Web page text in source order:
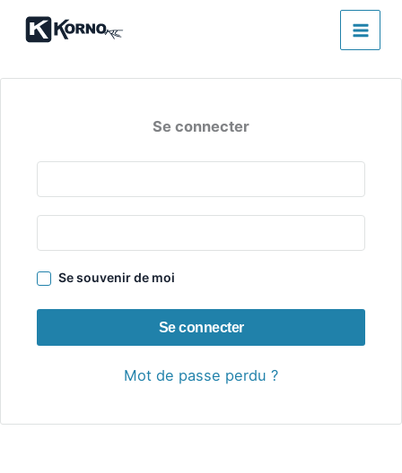
Mon compte
Se connecter
Se souvenir de moi
Se connecter
Mot de passe perdu ?